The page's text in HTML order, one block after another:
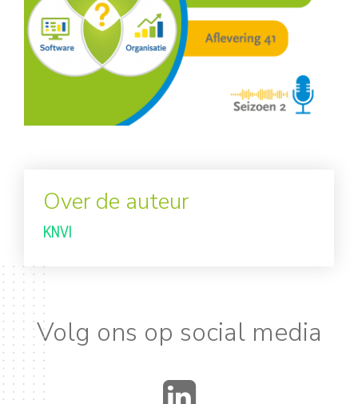
Over de auteur
KNVI
Volg ons op social media